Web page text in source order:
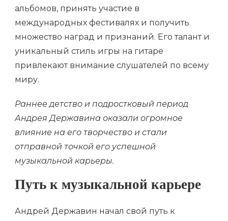
альбомов, принять участие в
международных фестивалях и получить
множество наград и признаний. Его талант и
уникальный стиль игры на гитаре
привлекают внимание слушателей по всему
миру.
Раннее детство и подростковый период
Андрея Державина оказали огромное
влияние на его творчество и стали
отправной точкой его успешной
музыкальной карьеры.
Путь к музыкальной карьере
Андрей Державин начал свой путь к